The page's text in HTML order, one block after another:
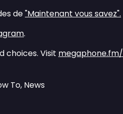
de⁠"Maintenant vous savez".⁠
.
choices. Visit
To, News